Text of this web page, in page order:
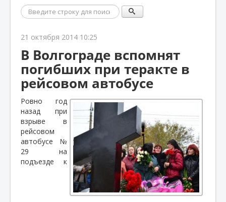
Поиск
21 октября 2014 10:25
В Волгограде вспомнят
погибших при теракте в
рейсовом автобусе
Ровно год
назад при
взрыве в
рейсовом
автобусе №
29 на
подъезде к